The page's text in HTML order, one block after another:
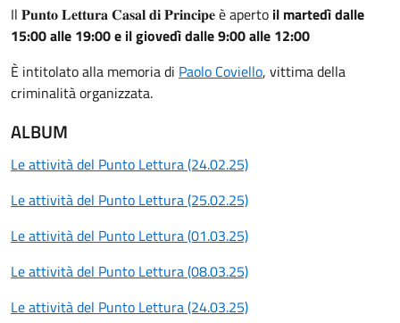
Il 𝐏𝐮𝐧𝐭𝐨 𝐋𝐞𝐭𝐭𝐮𝐫𝐚 𝐂𝐚𝐬𝐚𝐥 𝐝𝐢 𝐏𝐫𝐢𝐧𝐜𝐢𝐩𝐞 è aperto il martedì dalle
15:00 alle 19:00 e il giovedì dalle 9:00 alle 12:00
È intitolato alla memoria di Paolo Coviello, vittima della
criminalità organizzata.
ALBUM
Le attività del Punto Lettura (24.02.25)
Le attività del Punto Lettura (25.02.25)
Le attività del Punto Lettura (01.03.25)
Le attività del Punto Lettura (08.03.25)
Le attività del Punto Lettura (24.03.25)